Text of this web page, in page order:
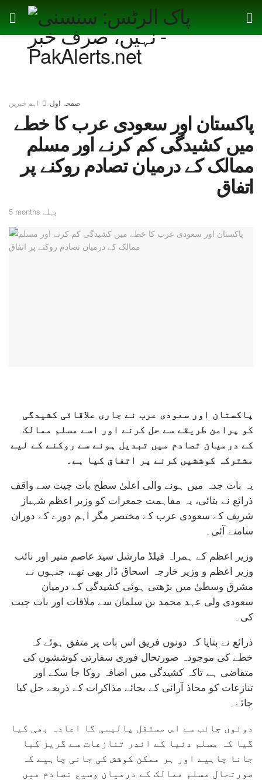
صفحہ اول اہم خبریں
پاکستان اور سعودی عرب کا خطے
میں کشیدگی کم کرنے اور مسلم
ممالک کے درمیان تصادم روکنے پر
اتفاق
5 months پہلے
پاکستان اور سعودی عرب نے جاری علاقائی کشیدگی
کو پرامن طریقے سے حل کرنے اور اسے مسلم ممالک
کے درمیان تصادم میں تبدیل ہونے سے روکنے کے لیے
مشترکہ کوششیں کرنے پر اتفاق کیا ہے۔
یہ بات جدہ میں ہونے والی اعلیٰ سطح بات چیت سے واقف
ذرائع نے بتائی، یہ مفاہمت جمعرات کو وزیر اعظم شہباز
شریف کے سعودی عرب کے مختصر مگر اہم دورے کے دوران
سامنے آئی۔
وزیر اعظم کے ہمراہ فیلڈ مارشل سید عاصم منیر اور نائب
وزیر اعظم و وزیر خارجہ اسحاق ڈار بھی تھے، جنہوں نے
مشرق وسطیٰ میں بڑھتی ہوئی کشیدگی کے درمیان
سعودی ولی عہد محمد بن سلمان سے ملاقات اور بات چیت
کی۔
ذرائع نے بتایا کہ دونوں فریق اس بات پر متفق ہوئے کہ
خطے کی موجودہ صورتحال فوری سفارتی کوششوں کی
متقاضی ہے تاکہ کشیدگی میں اضافہ روکا جا سکے اور
تنازعات کو محاذ آرائی کے بجائے مذاکرات کے ذریعے حل کیا
جائے۔
دونوں جانب سے اس مستقل پالیسی کا اعادہ بھی کیا
گیا کہ مسلم دنیا کے اندر تنازعات سے گریز کیا
جانا چاہیے اور ہر ممکن کوشش کی جانی چاہیے کہ
صورتحال مسلم ممالک کے درمیان وسیع تصادم میں